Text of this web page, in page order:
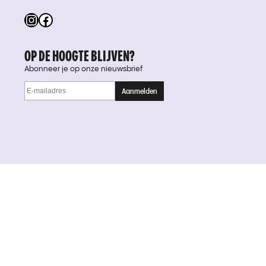
Instagram
Facebook
OP DE HOOGTE BLIJVEN?
Abonneer je op onze nieuwsbrief